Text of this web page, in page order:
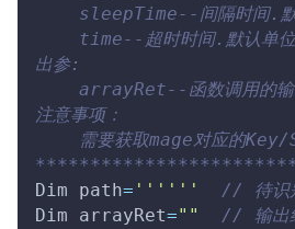
sleepTime--间隔时间.
time--超时时间.默认单
出参:
arrayRet--函数调用的输
注意事项：
需要获取mage对应的
Dim path= '' '' ''
// 待识
Dim arrayRet="" // 输出